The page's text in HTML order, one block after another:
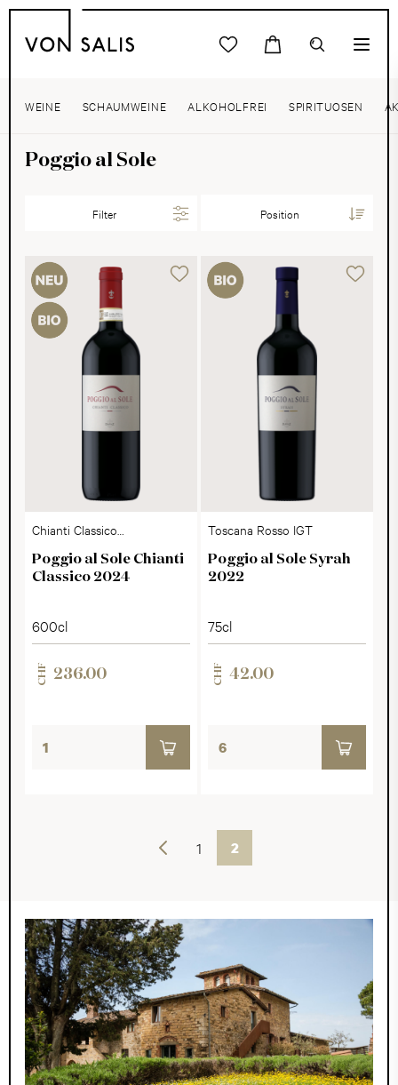
WEINE SCHAUMWEINE ALKOHOLFREI SPIRITUOSEN
Poggio al Sole
Filter
Chianti Classico
DOCG
Poggio al Sole Chianti
Classico 2024
600cl
CHF 236.00
Toscana Rosso IGT
Poggio al Sole Syrah
2022
75cl
CHF 42.00
Vorherige 1 2